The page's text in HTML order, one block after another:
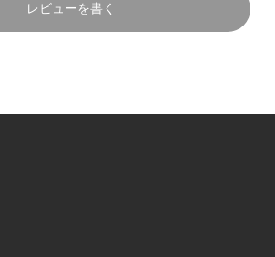
レビューを書く